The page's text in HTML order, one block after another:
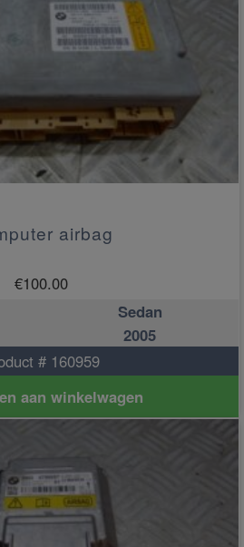
airbag
€100.00
Sedan
2005
# 160959
aan winkelwagen